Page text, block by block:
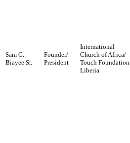
Sam G.
Biayee Sr.
Founder/
President
International
Church of Africa/
Touch Foundation
Liberia